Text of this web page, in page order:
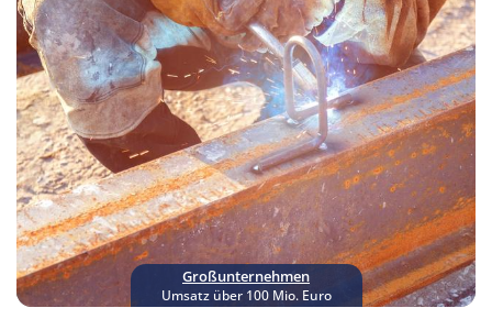
Großunternehmen
Umsatz über 100 Mio. Euro